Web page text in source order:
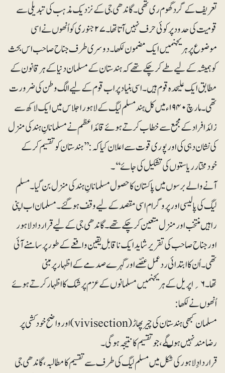
تعریف کے گرد گھوم ری تھی۔ گاندھی جی کے نزدیک مذہب کی تبدیلی سے
قومیت کی حدود پر کوئی حرف نہیں آتا تھا۔ ۲۷جنوری کو اُنھوں نے اسی
موضوع پر ہریجنمیں ایک مضمون لکھا۔ دوسری طرف جناح صاحب اس بحث
کو ہمیشہ کے لیے طے کرچکے تھے کہ ہندستان کے مسلمان دنیا کے ہرقانون کے
مطابق ایک علیحدہ قوم ہیں۔ اسی بنیاد پر اب قوم کے لیے الگ وطن کی ضرورت
تھی۔ مارچ ۱۹۴۰ء میں کُل ہند مسلم لیگ کے لاہور اجلاس میں ایک لاکھ سے
زائد افراد کے مجمع سے خطاب کرتے ہوئے قائداعظم نے مسلمانانِ ہند کی منزل
کی نشان دہی کی اور پوری قوت سے اعلان کیا کہ:’ ’ہندستان کو تقسیم کرکے
خودمختار ریاستوں کی تشکیل کی جائے‘‘۔
آنے والے برسوں میں پاکستان کا حصول مسلمانانِ ہند کی منزل بن گیا۔ مسلم
لیگ کی پالیسی اور پروگرام اسی مقصد کے لیے وقف ہوگئے۔ مسلمان اب اپنی
راہیں منتخب اور منزل متعین کرچکے تھے۔ گاندھی جی کے لیے قرارداد لاہور
اور جناح صاحب کی تقریر شاید ایک ناقابلِ یقین واقعے کے طور پر سامنے آئی
تھی۔ اُن کا ابتدائی ردعمل غصّے اور گہرے صدمے کے اظہار پر مبنی
تھا۔ ۶؍اپریل کے ہریجنمیں مسلمانوں کے عزم پر شک کا اظہار کرتے ہوئے
اُنھوں نے لکھا:
مسلمان کبھی ہندستان کی چیرپھاڑ (vivisection) اور واضح خودکشی پر
رضامند نہیں ہوںگے، جو تقسیم کا نتیجہ ہوگی۔
قراردادِ لاہور کی شکل میں مسلم لیگ کی طرف سے تقسیم کا مطالبہ، گاندھی جی